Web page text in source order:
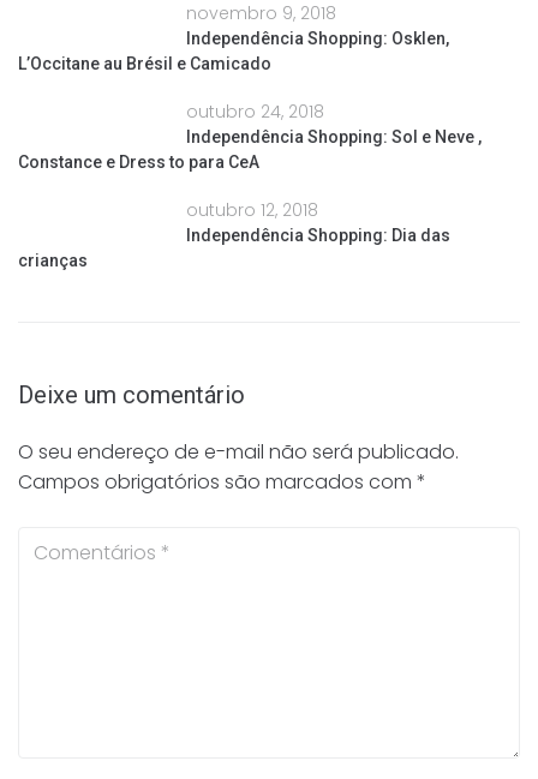
novembro 9, 2018
Independência Shopping: Osklen,
L’Occitane au Brésil e Camicado
outubro 24, 2018
Independência Shopping: Sol e Neve ,
Constance e Dress to para CeA
outubro 12, 2018
Independência Shopping: Dia das
crianças
Deixe um comentário
O seu endereço de e-mail não será publicado.
Campos obrigatórios são marcados com *